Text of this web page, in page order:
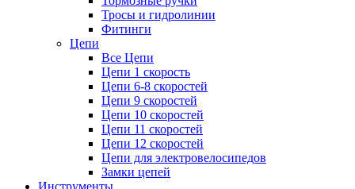
Тросы и гидролинии
Фитинги
Цепи
Все Цепи
Цепи 1 скорость
Цепи 6-8 скоростей
Цепи 9 скоростей
Цепи 10 скоростей
Цепи 11 скоростей
Цепи 12 скоростей
Цепи для электровелосипедов
Замки цепей
Инструменты